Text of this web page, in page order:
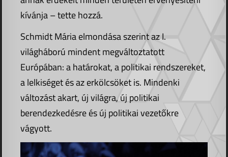
kívánja – tette hozzá.
Schmidt Mária elmondása szerint az I.
világháború mindent megváltoztatott
Európában: a határokat, a politikai rendszereket,
a lelkiséget és az erkölcsöket is. Mindenki
változást akart, új világra, új politikai
berendezkedésre és új politikai vezetőkre
vágyott.